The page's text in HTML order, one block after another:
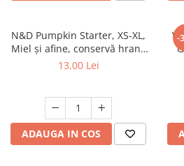
N&D Pumpkin Starter, XS-XL,
Miel și afine, conservă hrană
umedă fără cereale câini
13,00 Lei
ADAUGA IN COS
-